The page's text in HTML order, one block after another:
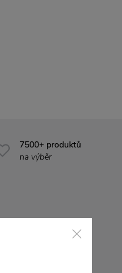
7500+ produktů
na výběr